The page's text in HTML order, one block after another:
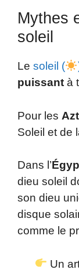
Mythes
soleil
Le soleil (
puissant à
Pour les
Soleil et de
Dans l’
dieu soleil
son dieu
disque
comme le
Un